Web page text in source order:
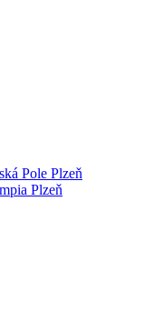
Pole Plzeň
Plzeň